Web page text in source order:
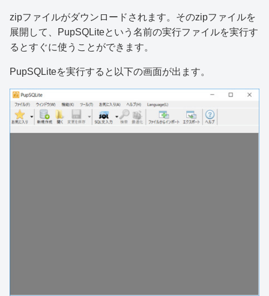
zipファイルがダウンロードされます。そのzipファイルを
展開して、PupSQLiteという名前の実行ファイルを実行す
るとすぐに使うことができます。
PupSQLiteを実行すると以下の画面が出ます。